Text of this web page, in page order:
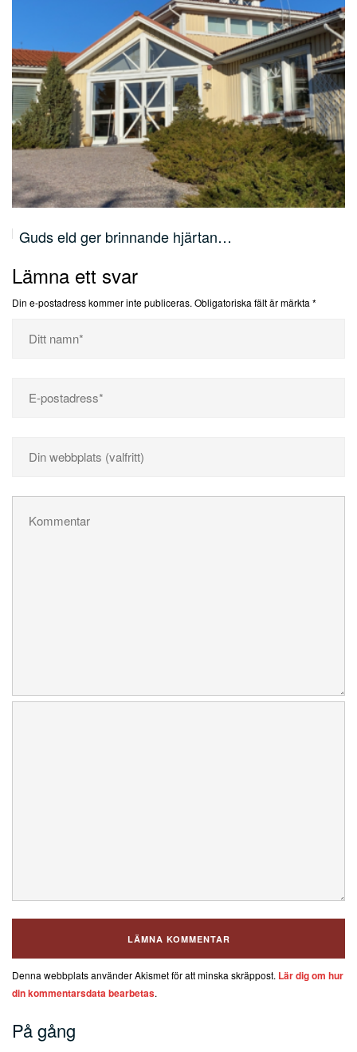
Guds eld ger brinnande hjärtan…
Lämna ett svar
Din e-postadress kommer inte publiceras. Obligatoriska fält är märkta *
Denna webbplats använder Akismet för att minska skräppost. Lär dig om hur
din kommentarsdata bearbetas.
På gång